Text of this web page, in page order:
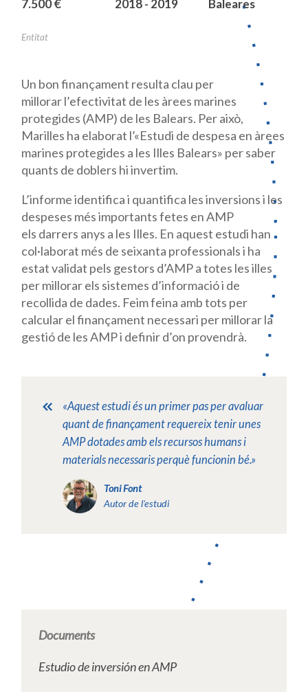
7.500 € 2018 - 2019 Baleares
Entitat
Un bon finançament resulta clau per
millorar l’efectivitat de les àrees marines
protegides (AMP) de les Balears. Per això,
Marilles ha elaborat l’«Estudi de despesa en àrees
marines protegides a les Illes Balears» per saber
quants de doblers hi invertim.
L’informe identifica i quantifica les inversions i les
despeses més importants fetes en AMP
els darrers anys a les Illes. En aquest estudi han
col·laborat més de seixanta professionals i ha
estat validat pels gestors d’AMP a totes les illes
per millorar els sistemes d’informació i de
recollida de dades. Feim feina amb tots per
calcular el finançament necessari per millorar la
gestió de les AMP i definir d’on provendrà.
«Aquest estudi és un primer pas per avaluar
quant de finançament requereix tenir unes
AMP dotades amb els recursos humans i
materials necessaris perquè funcionin bé.»
Toni Font
Autor de l'estudi
Documents
Estudio de inversión en AMP